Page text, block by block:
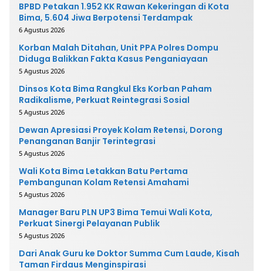
BPBD Petakan 1.952 KK Rawan Kekeringan di Kota
Bima, 5.604 Jiwa Berpotensi Terdampak
6 Agustus 2026
Korban Malah Ditahan, Unit PPA Polres Dompu
Diduga Balikkan Fakta Kasus Penganiayaan
5 Agustus 2026
Dinsos Kota Bima Rangkul Eks Korban Paham
Radikalisme, Perkuat Reintegrasi Sosial
5 Agustus 2026
Dewan Apresiasi Proyek Kolam Retensi, Dorong
Penanganan Banjir Terintegrasi
5 Agustus 2026
Wali Kota Bima Letakkan Batu Pertama
Pembangunan Kolam Retensi Amahami
5 Agustus 2026
Manager Baru PLN UP3 Bima Temui Wali Kota,
Perkuat Sinergi Pelayanan Publik
5 Agustus 2026
Dari Anak Guru ke Doktor Summa Cum Laude, Kisah
Taman Firdaus Menginspirasi